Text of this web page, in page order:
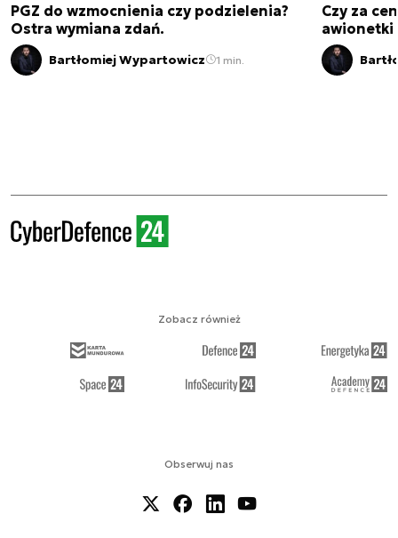
PGZ do wzmocnienia czy podzielenia?
Ostra wymiana zdań.
Bartłomiej Wypartowicz 1 min.
Czy za
awionetki
Obserwuj nas
Zobacz również